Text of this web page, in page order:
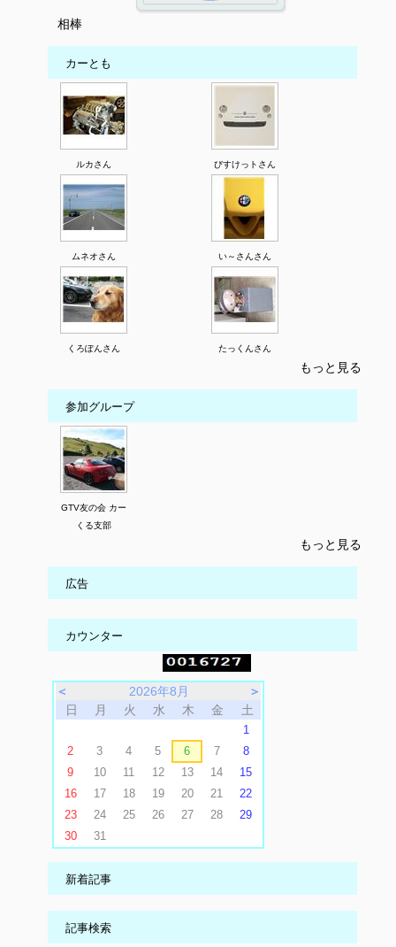
相棒
カーとも
ルカさん びすけっトさん
ムネオさん い～さんさん
くろぽんさん たっくんさん
もっと見る
参加グループ
GTV友の会 カー
くる支部
もっと見る
広告
カウンター
＜ 2026年8月
＞
日
月 火 水 木 金 土
1
2
3 4 5 6 7
8
9
10 11 12 13 14
15
16
17 18 19 20 21
22
23
24 25 26 27 28
29
30
31
新着記事
記事検索